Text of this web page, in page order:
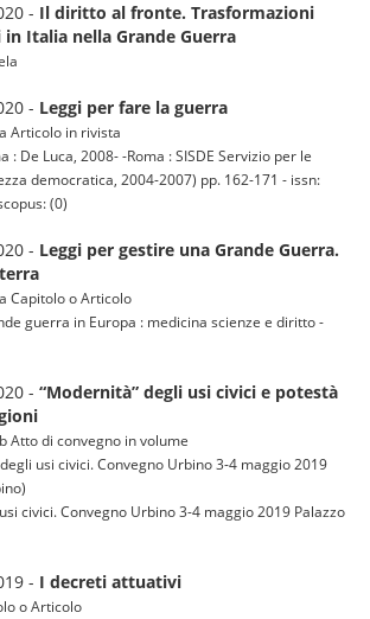
- Il diritto al fronte. Trasformazioni
Italia nella Grande Guerra
- Leggi per fare la guerra
Articolo in rivista
: De Luca, 2008- -Roma : SISDE Servizio per le
democratica, 2004-2007) pp. 162-171 - issn:
(0)
- Leggi per gestire una Grande Guerra.
Capitolo o Articolo
guerra in Europa : medicina scienze e diritto -
- “Modernità” degli usi civici e potestà
Atto di convegno in volume
usi civici. Convegno Urbino 3-4 maggio 2019
civici. Convegno Urbino 3-4 maggio 2019 Palazzo
- I decreti attuativi
o Articolo